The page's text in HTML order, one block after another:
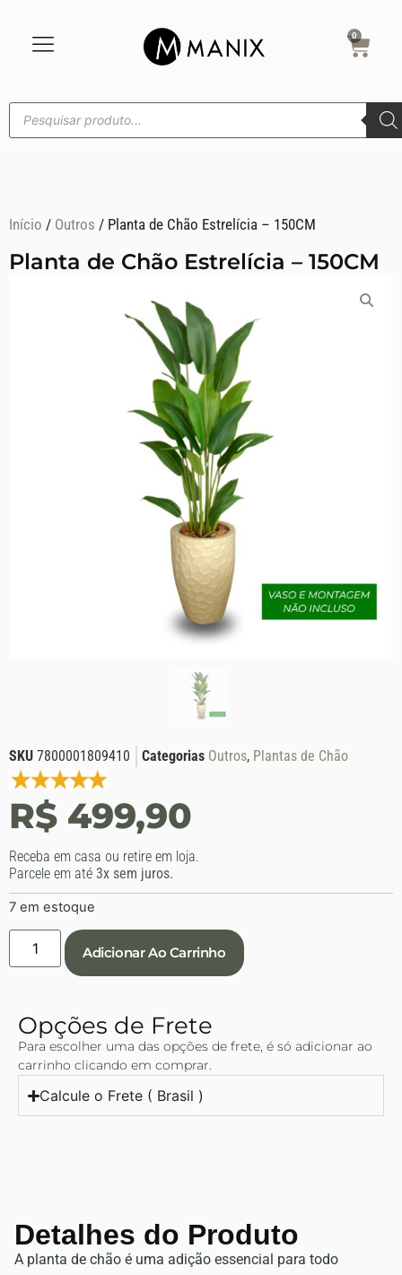
0
Início / Outros / Planta de Chão Estrelícia – 150CM
Planta de Chão Estrelícia – 150CM
SKU 7800001809410 Categorias Outros, Plantas de Chão
R$ 499,90
Receba em casa ou retire em loja.
Parcele em até 3x sem juros.
7 em estoque
Adicionar Ao Carrinho
Opções de Frete
Para escolher uma das opções de frete, é só adicionar ao
carrinho clicando em comprar.
Calcule o Frete ( Brasil )
Detalhes do Produto
A planta de chão é uma adição essencial para todo